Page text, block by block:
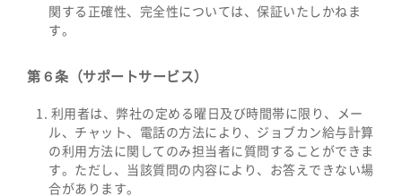
関する正確性、完全性については、保証いたしかねま
す。
第６条（サポートサービス）
利用者は、弊社の定める曜日及び時間帯に限り、メー
ル、チャット、電話の方法により、ジョブカン給与計算
の利用方法に関してのみ担当者に質問することができま
す。ただし、当該質問の内容により、お答えできない場
合があります。